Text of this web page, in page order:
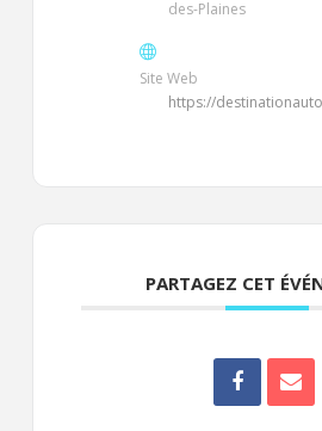
des-Plaines
Site Web
https://
PARTAGEZ CET